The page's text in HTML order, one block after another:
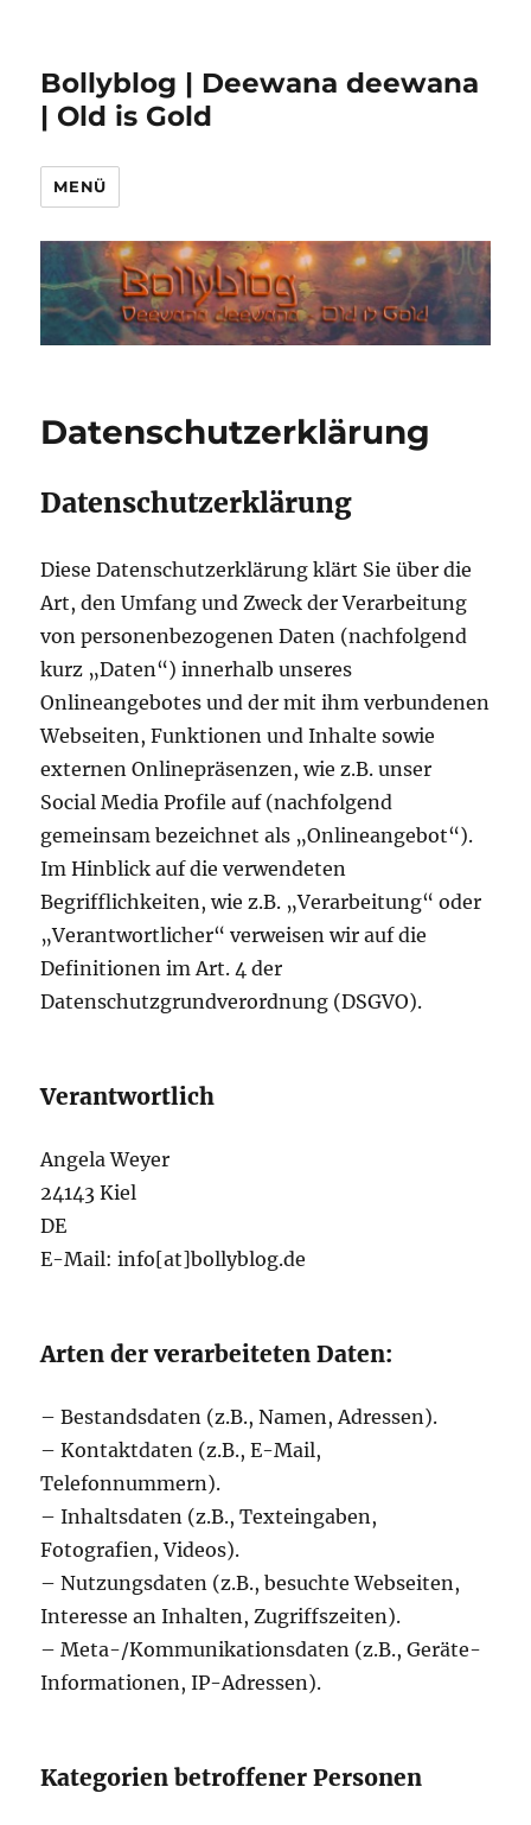
Bollyblog | Deewana deewana
| Old is Gold
MENÜ
Datenschutzerklärung
Datenschutzerklärung
Diese Datenschutzerklärung klärt Sie über die
Art, den Umfang und Zweck der Verarbeitung
von personenbezogenen Daten (nachfolgend
kurz „Daten“) innerhalb unseres
Onlineangebotes und der mit ihm verbundenen
Webseiten, Funktionen und Inhalte sowie
externen Onlinepräsenzen, wie z.B. unser
Social Media Profile auf (nachfolgend
gemeinsam bezeichnet als „Onlineangebot“).
Im Hinblick auf die verwendeten
Begrifflichkeiten, wie z.B. „Verarbeitung“ oder
„Verantwortlicher“ verweisen wir auf die
Definitionen im Art. 4 der
Datenschutzgrundverordnung (DSGVO).
Verantwortlich
Angela Weyer
24143 Kiel
DE
E-Mail: info[at]bollyblog.de
Arten der verarbeiteten Daten:
– Bestandsdaten (z.B., Namen, Adressen).
– Kontaktdaten (z.B., E-Mail,
Telefonnummern).
– Inhaltsdaten (z.B., Texteingaben,
Fotografien, Videos).
– Nutzungsdaten (z.B., besuchte Webseiten,
Interesse an Inhalten, Zugriffszeiten).
– Meta-/Kommunikationsdaten (z.B., Geräte-
Informationen, IP-Adressen).
Kategorien betroffener Personen